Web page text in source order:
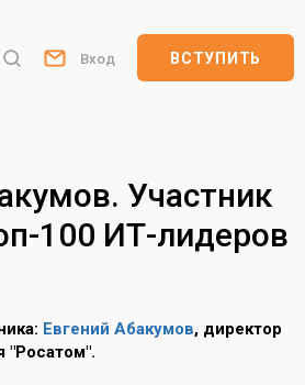
Вход ВСТУПИТЬ
Участник
100 ИТ-лидеров
Евгений Абакумов, директор
"Росатом".